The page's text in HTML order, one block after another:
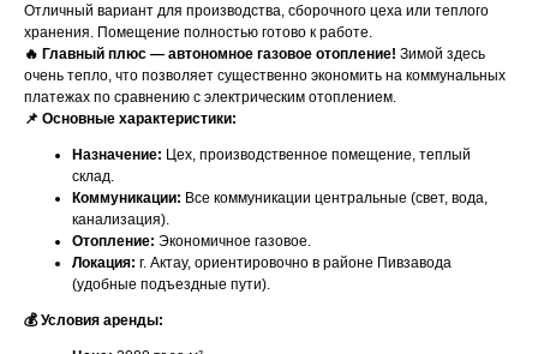
Отличный вариант для производства, сборочного цеха или теплого
хранения. Помещение полностью готово к работе.
🔥 Главный плюс — автономное газовое отопление! Зимой здесь
очень тепло, что позволяет существенно экономить на коммунальных
платежах по сравнению с электрическим отоплением.
📌 Основные характеристики:
Назначение: Цех, производственное помещение, теплый
склад.
Коммуникации: Все коммуникации центральные (свет, вода,
канализация).
Отопление: Экономичное газовое.
Локация: г. Актау, ориентировочно в районе Пивзавода
(удобные подъездные пути).
💰 Условия аренды: